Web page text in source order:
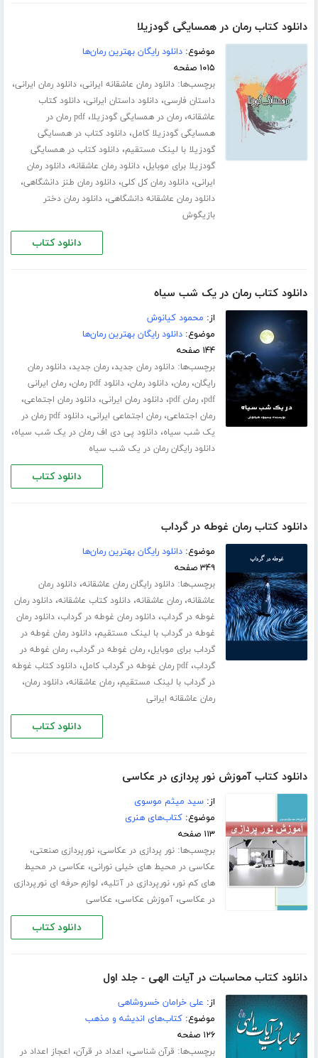
دانلود کتاب رمان در همسایگی گودزیلا
موضوع:دانلود رایگان بهترین رمان‌ها
۱۰۱۵ صفحه
برچسب‌ها:دانلود رمان عاشقانه ایرانی،دانلود رمان ایرانی،
داستان فارسی،دانلود داستان ایرانی،دانلود کتاب
عاشقانه،رمان در همسایگی گودزیلا،
pdf رمان در
همسایگی گودزیلا کامل،دانلود کتاب در همسایگی
گودزیلا با لینک مستقیم،دانلود کتاب در همسایگی
گودزیلا برای موبایل،دانلود رمان عاشقانه،دانلود رمان
ایرانی،دانلود رمان کل کلی،دانلود رمان طنز دانشگاهی،
دانلود رمان عاشقانه دانشگاهی،دانلود رمان دختر
بازیگوش
دانلود کتاب
دانلود کتاب رمان در یک شب سیاه
از: محمود کیانوش
موضوع:دانلود رایگان بهترین رمان‌ها
۱۴۴ صفحه
برچسب‌ها:دانلود رمان جدید،رمان جدید،دانلود رمان
رایگان،رمان،دانلود رمان،دانلود pdf رمان ،رمان ایرانی
pdf،رمان pdf ،دانلود رمان ایرانی،دانلود رمان اجتماعی،
رمان اجتماعی،رمان اجتماعی ایرانی،
دانلود pdf رمان در
یک شب سیاه،دانلود پی دی اف رمان در یک شب سیاه،
دانلود رایگان رمان در یک شب سیاه
دانلود کتاب
دانلود کتاب رمان غوطه در گرداب
موضوع:دانلود رایگان بهترین رمان‌ها
۳۴۹ صفحه
برچسب‌ها:دانلود رایگان رمان عاشقانه،دانلود رمان
عاشقانه،رمان عاشقانه،دانلود کتاب عاشقانه،دانلود رمان
غوطه در گرداب،دانلود رمان غوطه در گرداب،دانلود رمان
غوطه در گرداب با لینک مستقیم،دانلود رمان غوطه در
گرداب برای موبایل،رمان غوطه در گرداب،رمان غوطه در
گرداب،pdf رمان غوطه در گرداب کامل ،دانلود کتاب غوطه
در گرداب با لینک مستقیم،رمان عاشقانه،دانلود رمان،
رمان عاشقانه ایرانی
دانلود کتاب
دانلود کتاب آموزش نور پردازی در عکاسی
از:سید میثم موسوی
موضوع:کتاب‌های هنری
۱۱۳ صفحه
برچسب‌ها:نور پردازی در عکاسی،نورپردازی صنعتی،
عکاسی در محیط های خیلی نورانی، عکاسی در محیط
های کم نور،نورپردازی در آتلیه، لوازم حرفه ای نورپردازی
در عکاسی،آموزش عکاسی، عکاسی
دانلود کتاب
دانلود کتاب محاسبات در آیات الهی - جلد اول
از: علی خرامان خسروشاهی
موضوع:کتاب‌های اندیشه و مذهب
۱۲۶ صفحه
برچسب‌ها: قرآن شناسی، اعداد در قرآن، اعجاز اعداد در